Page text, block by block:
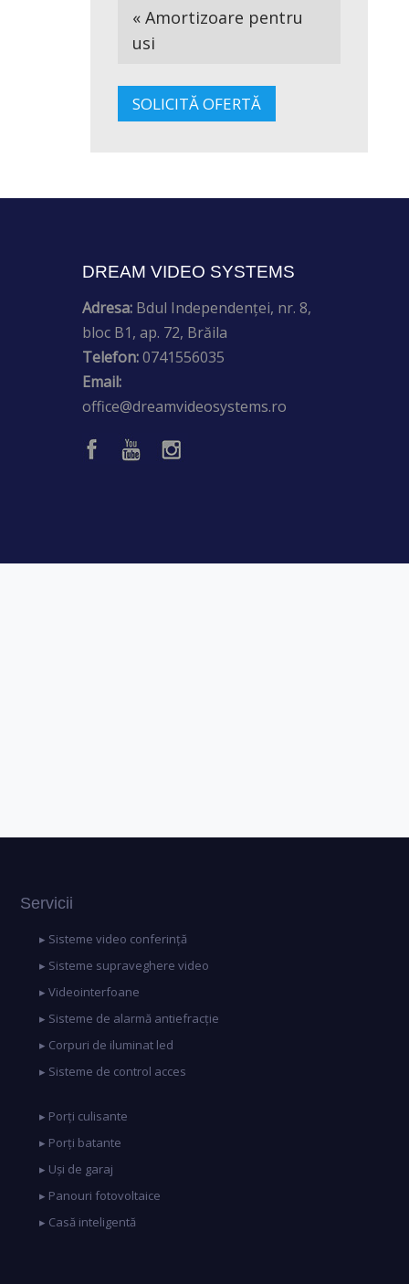
« Amortizoare pentru
usi
SOLICITĂ OFERTĂ
DREAM VIDEO SYSTEMS
Adresa:Bdul Independenței, nr. 8,
bloc B1, ap. 72, Brăila
Telefon: 0741556035
Email:
office@dreamvideosystems.ro
Servicii
▸ Sisteme video conferință
▸ Sisteme supraveghere video
▸ Videointerfoane
▸ Sisteme de alarmă antiefracție
▸ Corpuri de iluminat led
▸ Sisteme de control acces
▸ Porți culisante
▸ Porți batante
▸ Uși de garaj
▸ Panouri fotovoltaice
▸ Casă inteligentă